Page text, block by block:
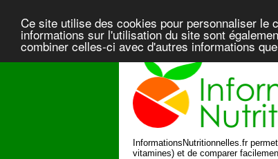
Ce site utilise des cookies pour personnaliser le
informations sur l'utilisation du site sont
combiner celles-ci avec d'autres informations
InformationsNutritionnelles.fr
vitamines) et de comparer